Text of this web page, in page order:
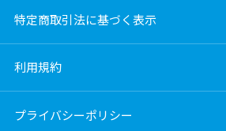
特定商取引法に基づく表示
利用規約
プライバシーポリシー